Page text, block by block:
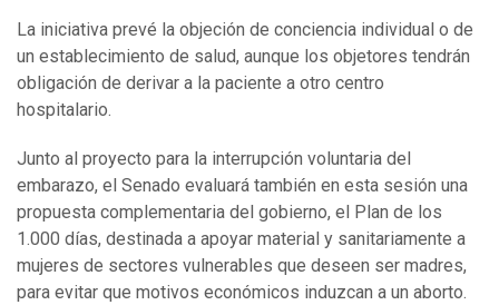
La iniciativa prevé la objeción de conciencia individual o de
un establecimiento de salud, aunque los objetores tendrán
obligación de derivar a la paciente a otro centro
hospitalario.
Junto al proyecto para la interrupción voluntaria del
embarazo, el Senado evaluará también en esta sesión una
propuesta complementaria del gobierno, el Plan de los
1.000 días, destinada a apoyar material y sanitariamente a
mujeres de sectores vulnerables que deseen ser madres,
para evitar que motivos económicos induzcan a un aborto.